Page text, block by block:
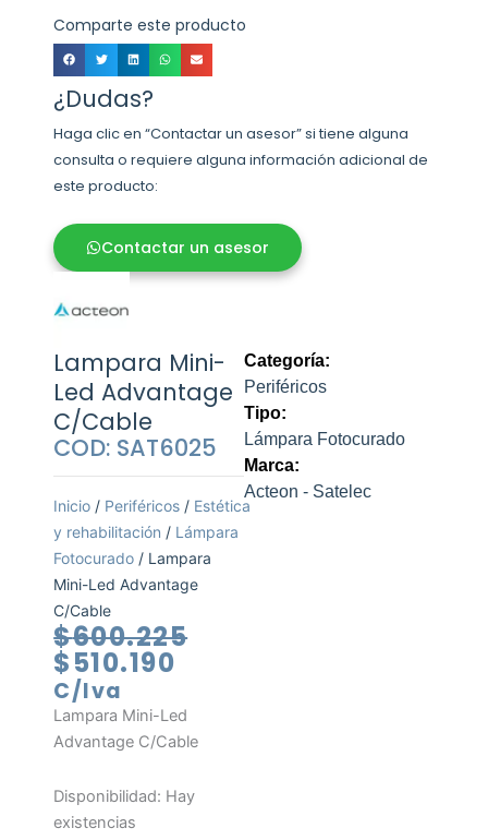
Comparte este producto
¿Dudas?
Haga clic en “Contactar un asesor” si tiene alguna
consulta o requiere alguna información adicional de
este producto:
Contactar un asesor
Lampara Mini-
Led Advantage
C/Cable
COD: SAT6025
Inicio / Periféricos / Estética
y rehabilitación / Lámpara
Fotocurado / Lampara
Mini-Led Advantage
C/Cable
$600.225El
$600.225.
$510.190
El
es:
$510.190.
C/Iva
Lampara Mini-Led
Advantage C/Cable
Disponibilidad: Hay
existencias
Lampara
Mini-
Categoría:
Periféricos
Tipo:
Lámpara Fotocurado
Marca:
Acteon - Satelec